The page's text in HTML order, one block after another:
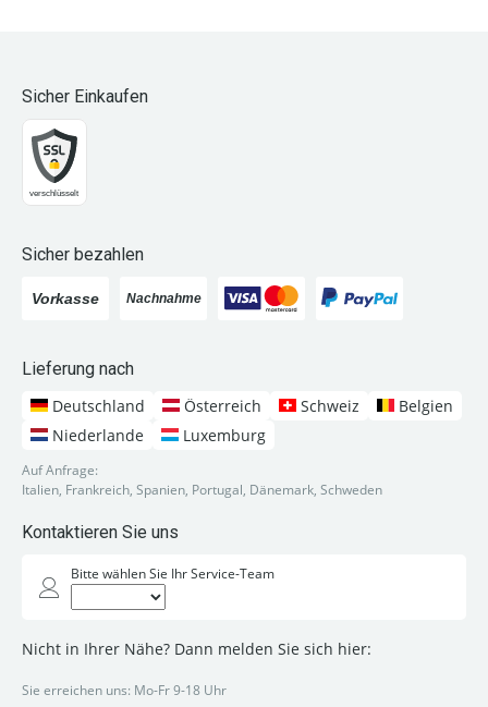
Sicher Einkaufen
Sicher bezahlen
Lieferung nach
Deutschland
Österreich Schweiz
Belgien
Niederlande
Luxemburg
Auf Anfrage:
Italien, Frankreich, Spanien, Portugal, Dänemark, Schweden
Kontaktieren Sie uns
Bitte wählen Sie Ihr Service-Team
Nicht in Ihrer Nähe? Dann melden Sie sich hier:
Sie erreichen uns: Mo-Fr 9-18 Uhr